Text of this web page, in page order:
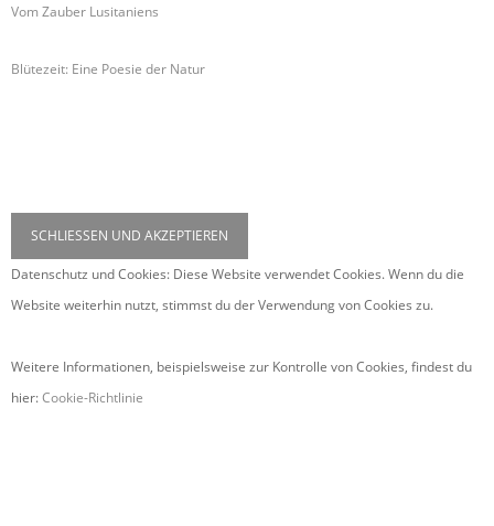
Vom Zauber Lusitaniens
Blütezeit: Eine Poesie der Natur
Datenschutz und Cookies: Diese Website verwendet Cookies. Wenn du die
Website weiterhin nutzt, stimmst du der Verwendung von Cookies zu.
Weitere Informationen, beispielsweise zur Kontrolle von Cookies, findest du
hier:Cookie-Richtlinie